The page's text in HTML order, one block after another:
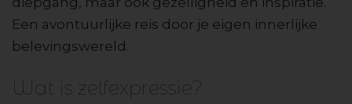
Een avontuurlijke reis door je eigen innerlijke
belevingswereld.
Wat is zelfexpressie?